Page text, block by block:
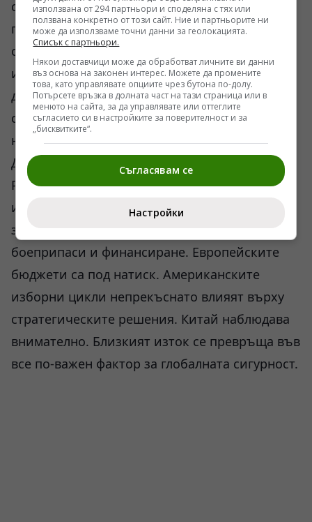
сблъскаха не само армии. Сблъскаха се
политически калкулации, разузнавателни
оценки, военни планове и икономически
интереси. В онзи момент никой не можеше
да бъде сигурен как ще изглежда конфликтът
след няколко месеца, а още по-малко след
няколко години.
Днес обаче ситуацията е различна.
Русия е пренастроила значителна част от
индустрията си към военни нужди. Украйна е
зависима от външни доставки на оръжие,
боеприпаси и финансиране. Европейските
бюджети са под натиск. Американските
изборни цикли непрекъснато влияят върху
стратегическите решения. Китай наблюдава
внимателно. Близкият изток се превръща във
все по-важен фактор за глобалната сигурност.
използвана от 294 партньори и споделяна с тях или
ползвана конкретно от този сайт. Ние и партньорите ни
може да използваме точни данни за геолокацията.
Списък с партньори.
Някои доставчици може да обработват личните ви данни
въз основа на законен интерес. Можете да промените
това, като управлявате опциите чрез бутона по-долу.
Потърсете връзка в долната част на тази страница или в
менюто на сайта, за да управлявате или оттеглите
съгласието си в настройките за поверителност и за
„бисквитките“.
Съгласявам се
Настройки